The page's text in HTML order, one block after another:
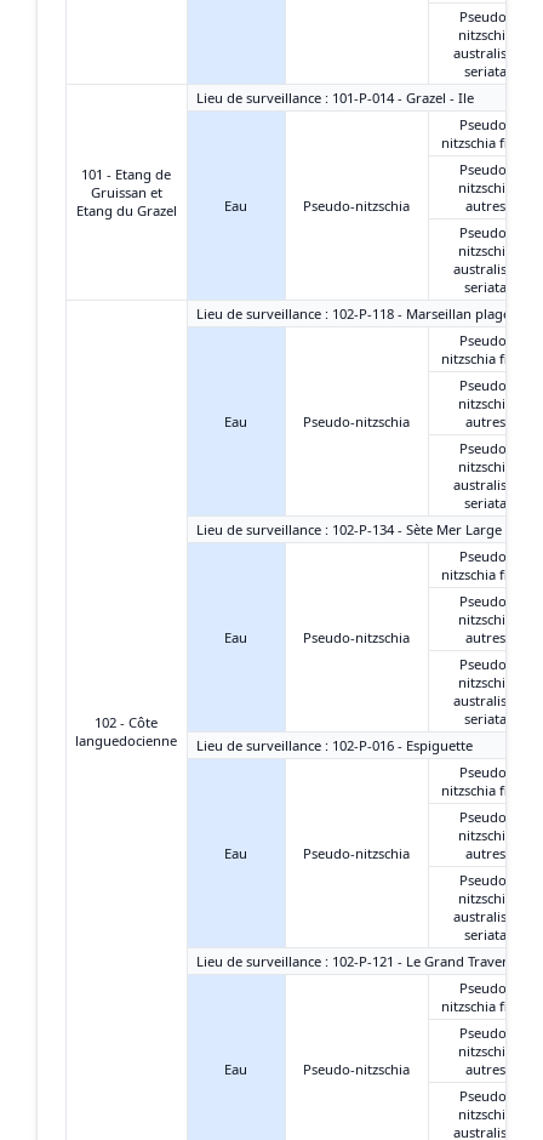
Pseudo-
nitzschia
australis +
seriata
101 - Etang de
Gruissan et
Etang du Grazel
Lieu de surveillance : 101-P-014 - Grazel - Ile
Eau Pseudo-nitzschia
Pseudo-
nitzschia fines
Pseudo-
nitzschia
autres
Pseudo-
nitzschia
australis +
seriata
102 - Côte
languedocienne
Lieu de surveillance : 102-P-118 - Marseillan plage-est
Eau Pseudo-nitzschia
Pseudo-
nitzschia fines
Pseudo-
nitzschia
autres
Pseudo-
nitzschia
australis +
seriata
Lieu de surveillance : 102-P-134 - Sète Mer Large
Eau Pseudo-nitzschia
Pseudo-
nitzschia fines
Pseudo-
nitzschia
autres
Pseudo-
nitzschia
australis +
seriata
Lieu de surveillance : 102-P-016 - Espiguette
Eau Pseudo-nitzschia
Pseudo-
nitzschia fines
Pseudo-
nitzschia
autres
Pseudo-
nitzschia
australis +
seriata
Lieu de surveillance : 102-P-121 - Le Grand Travers
Eau Pseudo-nitzschia
Pseudo-
nitzschia fines
Pseudo-
nitzschia
autres
Pseudo-
nitzschia
australis +